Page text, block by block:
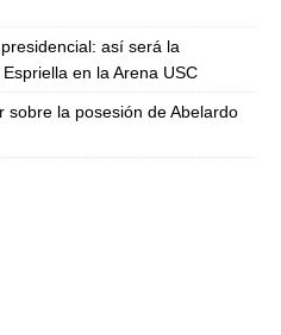
así será la
en la Arena USC
sobre la posesión de Abelardo